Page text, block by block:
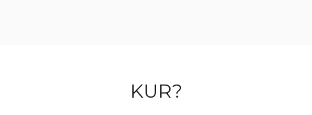
KUR?